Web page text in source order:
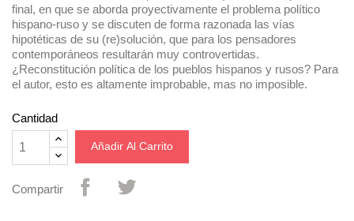
final, en que se aborda proyectivamente el problema político
hispano-ruso y se discuten de forma razonada las vías
hipotéticas de su (re)solución, que para los pensadores
contemporáneos resultarán muy controvertidas.
¿Reconstitución política de los pueblos hispanos y rusos? Para
el autor, esto es altamente improbable, mas no imposible.
Cantidad
Añadir Al Carrito
Compartir